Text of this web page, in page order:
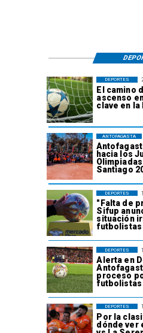
El camino
ascenso
clave en la
DEPORTES
hacia los
Santiago
ANTOFAGASTA
"Falta de
Sifup
situación
futbolistas
DEPORTES
Alerta en
proceso
futbolistas
DEPORTES
Por la
dónde ver
DEPORTES